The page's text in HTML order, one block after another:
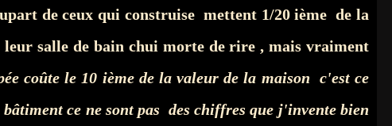
de ceux qui construise mettent 1/20 ième de la
leur salle de bain chui morte de rire , mais vraiment
coûte le 10 ième de la valeur de la maison c'est ce
ce ne sont pas des chiffres que j'invente bien